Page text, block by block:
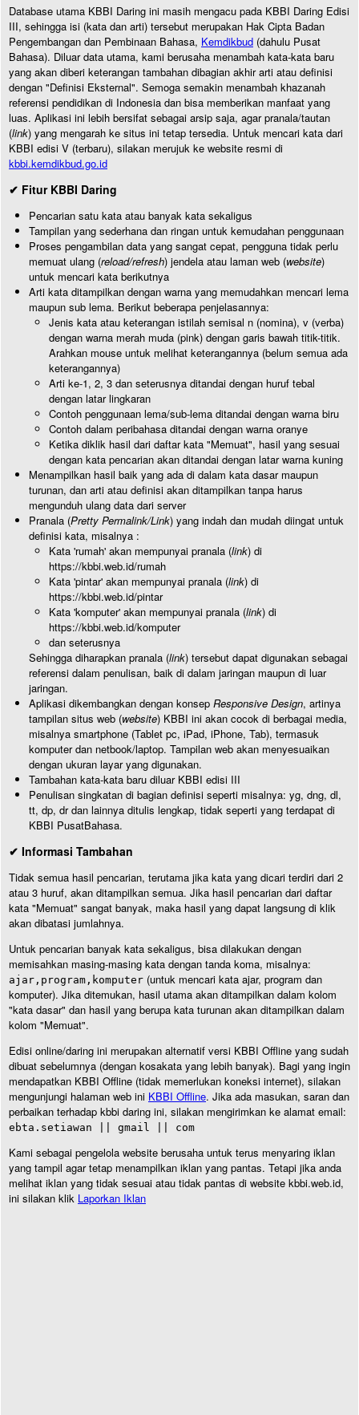
Database utama KBBI Daring ini masih mengacu pada KBBI Daring Edisi
III, sehingga isi (kata dan arti) tersebut merupakan Hak Cipta Badan
Pengembangan dan Pembinaan Bahasa, Kemdikbud (dahulu Pusat
Bahasa). Diluar data utama, kami berusaha menambah kata-kata baru
yang akan diberi keterangan tambahan dibagian akhir arti atau definisi
dengan "Definisi Eksternal". Semoga semakin menambah khazanah
referensi pendidikan di Indonesia dan bisa memberikan manfaat yang
luas. Aplikasi ini lebih bersifat sebagai arsip saja, agar pranala/tautan
(link) yang mengarah ke situs ini tetap tersedia. Untuk mencari kata dari
KBBI edisi V (terbaru), silakan merujuk ke website resmi di
kbbi.kemdikbud.go.id
✔ Fitur KBBI Daring
Pencarian satu kata atau banyak kata sekaligus
Tampilan yang sederhana dan ringan untuk kemudahan penggunaan
Proses pengambilan data yang sangat cepat, pengguna tidak perlu
memuat ulang (reload/refresh) jendela atau laman web (website)
untuk mencari kata berikutnya
Arti kata ditampilkan dengan warna yang memudahkan mencari lema
maupun sub lema. Berikut beberapa penjelasannya:
Jenis kata atau keterangan istilah semisal n (nomina), v (verba)
dengan warna merah muda (pink) dengan garis bawah titik-titik.
Arahkan mouse untuk melihat keterangannya (belum semua ada
keterangannya)
Arti ke-1, 2, 3 dan seterusnya ditandai dengan huruf tebal
dengan latar lingkaran
Contoh penggunaan lema/sub-lema ditandai dengan warna biru
Contoh dalam peribahasa ditandai dengan warna oranye
Ketika diklik hasil dari daftar kata "Memuat", hasil yang sesuai
dengan kata pencarian akan ditandai dengan latar warna kuning
Menampilkan hasil baik yang ada di dalam kata dasar maupun
turunan, dan arti atau definisi akan ditampilkan tanpa harus
mengunduh ulang data dari server
Pranala (Pretty Permalink/Link) yang indah dan mudah diingat untuk
definisi kata, misalnya :
Kata 'rumah' akan mempunyai pranala (link) di
https://kbbi.web.id/rumah
Kata 'pintar' akan mempunyai pranala (link) di
https://kbbi.web.id/pintar
Kata 'komputer' akan mempunyai pranala (link) di
https://kbbi.web.id/komputer
dan seterusnya
Sehingga diharapkan pranala (link) tersebut dapat digunakan sebagai
referensi dalam penulisan, baik di dalam jaringan maupun di luar
jaringan.
Aplikasi dikembangkan dengan konsep Responsive Design, artinya
tampilan situs web (website) KBBI ini akan cocok di berbagai media,
misalnya smartphone (Tablet pc, iPad, iPhone, Tab), termasuk
komputer dan netbook/laptop. Tampilan web akan menyesuaikan
dengan ukuran layar yang digunakan.
Tambahan kata-kata baru diluar KBBI edisi III
Penulisan singkatan di bagian definisi seperti misalnya: yg, dng, dl,
tt, dp, dr dan lainnya ditulis lengkap, tidak seperti yang terdapat di
KBBI PusatBahasa.
✔ Informasi Tambahan
Tidak semua hasil pencarian, terutama jika kata yang dicari terdiri dari 2
atau 3 huruf, akan ditampilkan semua. Jika hasil pencarian dari daftar
kata "Memuat" sangat banyak, maka hasil yang dapat langsung di klik
akan dibatasi jumlahnya.
Untuk pencarian banyak kata sekaligus, bisa dilakukan dengan
memisahkan masing-masing kata dengan tanda koma, misalnya:
ajar,program,komputer (untuk mencari kata ajar, program dan
komputer). Jika ditemukan, hasil utama akan ditampilkan dalam kolom
"kata dasar" dan hasil yang berupa kata turunan akan ditampilkan dalam
kolom "Memuat".
Edisi online/daring ini merupakan alternatif versi KBBI Offline yang sudah
dibuat sebelumnya (dengan kosakata yang lebih banyak). Bagi yang ingin
mendapatkan KBBI Offline (tidak memerlukan koneksi internet), silakan
mengunjungi halaman web ini KBBI Offline. Jika ada masukan, saran dan
perbaikan terhadap kbbi daring ini, silakan mengirimkan ke alamat email:
ebta.setiawan || gmail || com
Kami sebagai pengelola website berusaha untuk terus menyaring iklan
yang tampil agar tetap menampilkan iklan yang pantas. Tetapi jika anda
melihat iklan yang tidak sesuai atau tidak pantas di website kbbi.web.id,
ini silakan klik Laporkan Iklan